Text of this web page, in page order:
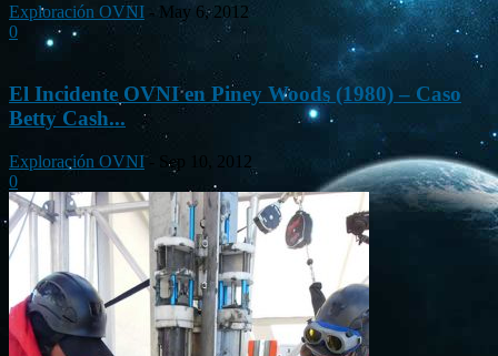
Exploración OVNI - May 6, 2012
0
El Incidente OVNI en Piney Woods (1980) – Caso
Betty Cash...
Exploración OVNI -
Sep 10, 2012
0